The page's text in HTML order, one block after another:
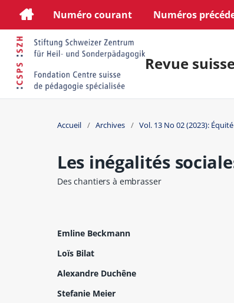
Numéro courant Numéros
Revue
Accueil / Archives / Vol. 13 No 02 (2023):
Les inégalités
Des chantiers à embrasser
Emline Beckmann
Loïs Bilat
Alexandre Duchêne
Stefanie Meier